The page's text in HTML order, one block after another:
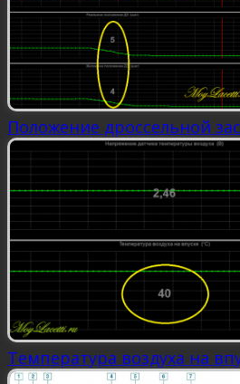
Положение дроссельной
Температура воздуха на